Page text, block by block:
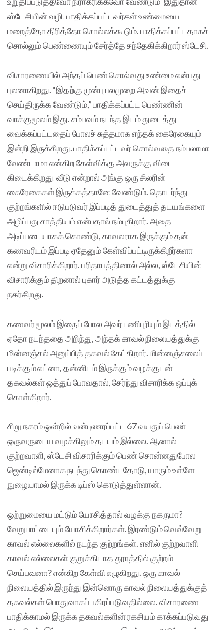
ஸ்டேசியின் வழி. பாதிக்கப்பட்டவர்கள் உண்மையை
மறைத்தோ திரித்தோ சொல்லக்கூடும். பாதிக்கப்பட்டதாகச்
சொல்லும் பெண்ணையும் சேர்த்தே சந்தேகிக்கிறார் ஸ்டேசி.
விசாரணையில் அந்தப் பெண் சொல்வது உண்மை என்பது
புலனாகிறது. “இதற்கு முன்பு பலமுறை அவன் இதைச்
செய்திருக்க வேண்டும்,” பாதிக்கப்பட்ட பெண்ணின்
வாக்குமூலம் இது. சம்பவம் நடந்த இடம் துடைத்து
வைக்கப்பட்டதைப் போலச் சுத்தமாக எந்தக் கைரேகையும்
இன்றி இருக்கிறது. பாதிக்கப்பட்டவர் சொல்வதை நம்பலாமா
வேண்டாமா என்கிற கேள்விக்கு அவருக்கு விடை
கிடைக்கிறது. வீடு என்றால் அங்கு ஒரு சிலரின்
கைரேகைகள் இருக்கத்தானே வேண்டும். தொடர்ந்து
குற்றங்களில் ஈடுபடுவர் இப்படித் துடைத்துத் தடயங்களை
அழிப்பது சாத்தியம் என்பதால் நம்புகிறார். அதை
அடிப்படையாகக் கொண்டு, காவலராக இருக்கும் தன்
கணவரிடம் இப்படி ஏதேனும் கேள்விப்பட்டிருக்கிறீர்களா
என்று விசாரிக்கிறார். பரிதாபத்தினால் அல்ல, ஸ்டேசியின்
விசாரிக்கும் திறனால் புகார் அடுத்த கட்டத்துக்கு
நகர்கிறது.
கணவர் மூலம் இதைப் போல அவர் பணிபுரியும் இடத்தில்
ஏதோ நடந்ததை அறிந்து, அந்தக் காவல் நிலையத்துக்கு
மின்னஞ்சல் அனுப்பித் தகவல் கேட்கிறார். மின்னஞ்சலைப்
படிக்கும் எட்னா, தன்னிடம் இருக்கும் வழக்குடன்
தகவல்கள் ஒத்துப் போவதால், சேர்ந்து விசாரிக்க ஒப்புக்
கொள்கிறார்.
சிறு நகரம் ஒன்றில் வன்புணரப்பட்ட 67 வயதுப் பெண்
ஒருவருடைய வழக்கிலும் தடயம் இல்லை. ஆனால்
குற்றவாளி, ஸ்டேசி விசாரிக்கும் பெண் சொன்னதுபோல
ஜென்டில்மேனாக நடந்து கொண்டதோடு, யாரும் உள்ளே
நுழையாமல் இருக்க டிப்ஸ் கொடுத்துள்ளான்.
ஒற்றுமையை மட்டும் யோசித்தால் வழக்கு நகருமா?
வேறுபாட்டையும் யோசிக்கிறார்கள். இரண்டும் வெவ்வேறு
காவல் எல்லைகளில் நடந்த குற்றங்கள். எனில் குற்றவாளி
காவல் எல்லைகள் குறுக்கிடாத தூரத்தில் குற்றம்
செய்பவனா? என்கிற கேள்வி எழுகிறது. ஒரு காவல்
நிலையத்தில் இருந்து இன்னொரு காவல் நிலையத்துக்குத்
தகவல்கள் பொதுவாகப் பகிரப்படுவதில்லை. விசாரணை
பாதிக்காமல் இருக்க தகவல்களின் ரகசியம் காக்கப்படுவது